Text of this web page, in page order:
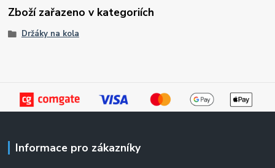
Zboží zařazeno v kategoriích
Držáky na kola
Informace pro zákazníky